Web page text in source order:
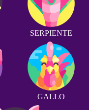
SERPIENTE
GALLO